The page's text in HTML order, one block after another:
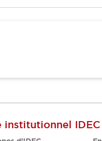
institutionnel IDEC